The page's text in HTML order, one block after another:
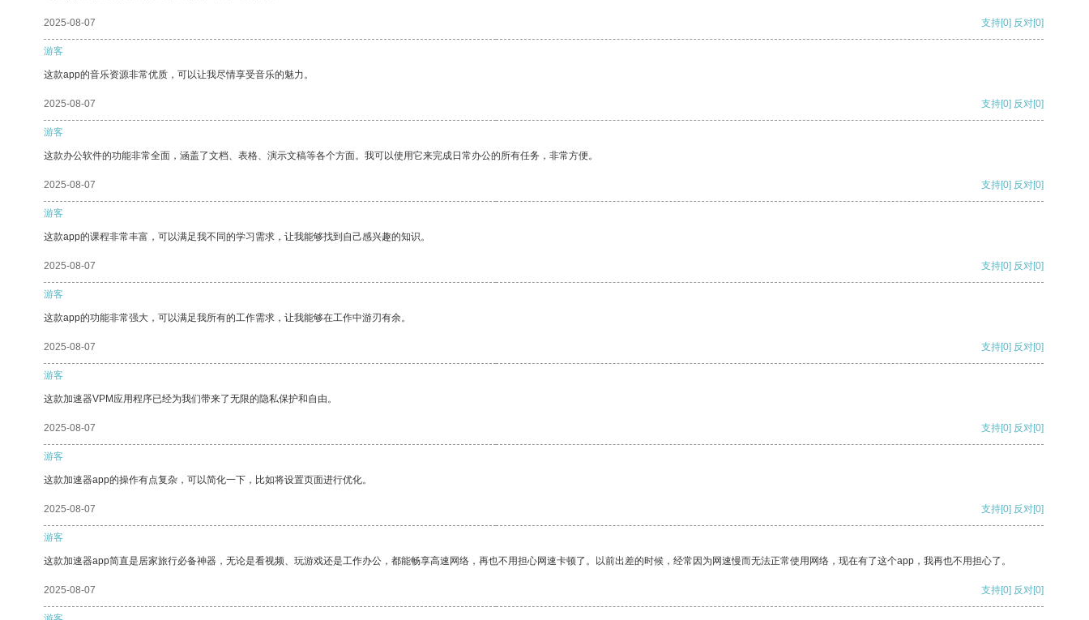
2025-08-07 支持[0] 反对[0]
游客
这款app的音乐资源非常优质，可以让我尽情享受音乐的魅力。
2025-08-07 支持[0] 反对[0]
游客
这款办公软件的功能非常全面，涵盖了文档、表格、演示文稿等各个方面。我可以使用它来完成日常办公的所有任务，非常方便。
2025-08-07 支持[0] 反对[0]
游客
这款app的课程非常丰富，可以满足我不同的学习需求，让我能够找到自己感兴趣的知识。
2025-08-07 支持[0] 反对[0]
游客
这款app的功能非常强大，可以满足我所有的工作需求，让我能够在工作中游刃有余。
2025-08-07 支持[0] 反对[0]
游客
这款加速器VPM应用程序已经为我们带来了无限的隐私保护和自由。
2025-08-07 支持[0] 反对[0]
游客
这款加速器app的操作有点复杂，可以简化一下，比如将设置页面进行优化。
2025-08-07 支持[0] 反对[0]
游客
这款加速器app简直是居家旅行必备神器，无论是看视频、玩游戏还是工作办公，都能畅享高速网络，再也不用担心网速卡顿了。以前出差的时候，经常因为网速慢而无法正常使用网络，现在有了这个app，我再也不用担心了。
2025-08-07 支持[0] 反对[0]